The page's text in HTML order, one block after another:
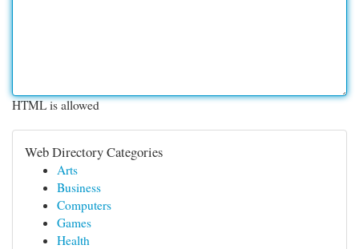
HTML is allowed
Web Directory Categories
Arts
Business
Computers
Games
Health